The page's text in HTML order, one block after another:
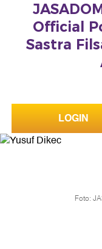
Loading...
Official
Sastra
LOGIN
Foto: